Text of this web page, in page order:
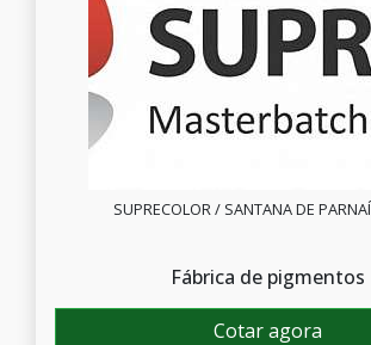
SUPRECOLOR / SANTANA DE
Fábrica de pigmentos
Cotar agora